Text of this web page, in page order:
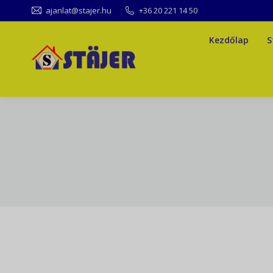
ajanlat@stajer.hu +36 20 221 14 50
Kezdőlap
Kezdőlap